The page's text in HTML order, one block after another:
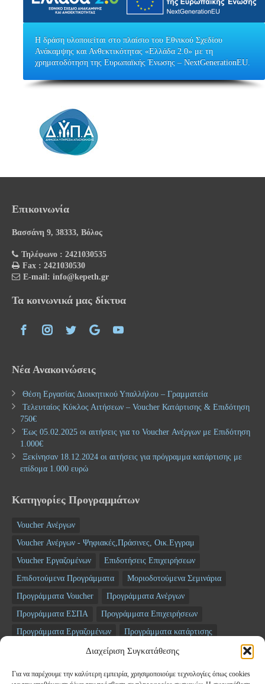
Διαχείριση Συγκατάθεσης
Για να παρέχουμε την καλύτερη εμπειρία, χρησιμοποιούμε τεχνολογίες όπως cookies
Η δράση υλοποιείται στο πλαίσιο του Εθνικού Σχεδίου
Ανάκαμψης και Ανθεκτικότητας «Ελλάδα 2.0» με τη
χρηματοδότηση της Ευρωπαϊκής Ένωσης – NextGenerationEU.
Επικοινωνία
Βασσάνη 9, 38333, Βόλος
Τηλέφωνο : 2421030535
Fax : 2421030530
E-mail: info@kepeth.gr
Τα κοινωνικά μας δίκτυα
Νέα Ανακοινώσεις
Θέση Εργασίας Διοικητικού Υπαλλήλου – Γραμματεία
Τελευταίος Κύκλος Αιτήσεων – Voucher Κατάρτισης & Επιδότηση
750€
Έως 05.02.2025 οι αιτήσεις για το Voucher Ανέργων με Επιδότηση
1.000€
Ξεκίνησαν 18.12.2024 οι αιτήσεις για πρόγραμμα κατάρτισης με
επίδομα 1.000 ευρώ
Κατηγορίες Προγραμμάτων
Voucher Ανέργων
Voucher Ανέργων - Ψηφιακές,Πράσινες, Οικ.Εγγραμ
Voucher Εργαζομένων
Επιδοτήσεις Επιχειρήσεων
Επιδοτούμενα Προγράμματα
Μοριοδοτούμενα Σεμινάρια
Προγράμματα Voucher
Προγράμματα Ανέργων
Προγράμματα ΕΣΠΑ
Προγράμματα Επιχειρήσεων
Προγράμματα Εργαζομένων
Προγράμματα κατάρτισης
ΤΑΜΕΙΟ ΑΝΑΚΑΜΨΗΣ